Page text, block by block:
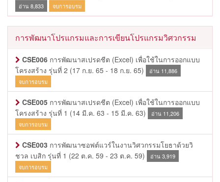
อ่าน 8,833 จบการอบรม
การพัฒนาโปรแกรมและการเขียนโปรแกรมวิศวกรรม
CSE006 การพัฒนาสเปรดชีต (Excel) เพื่อใช้ในการออกแบบ
โครงสร้าง รุ่นที่ 2 (17 ก.ย. 65 - 18 ก.ย. 65)
อ่าน 11,886
จบการอบรม
CSE005 การพัฒนาสเปรดชีต (Excel) เพื่อใช้ในการออกแบบ
โครงสร้าง รุ่นที่ 1 (14 มี.ค. 63 - 15 มี.ค. 63)
อ่าน 11,206
จบการอบรม
CSE003 การพัฒนาซอฟต์แวร์ในงานวิศวกรรมโยธาด้วยวิ
ชวล เบสิก รุ่นที่ 1 (22 ต.ค. 59 - 23 ต.ค. 59)
อ่าน 3,919
จบการอบรม